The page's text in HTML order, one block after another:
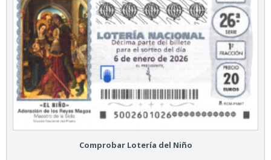
Comprobar Lotería del Niño